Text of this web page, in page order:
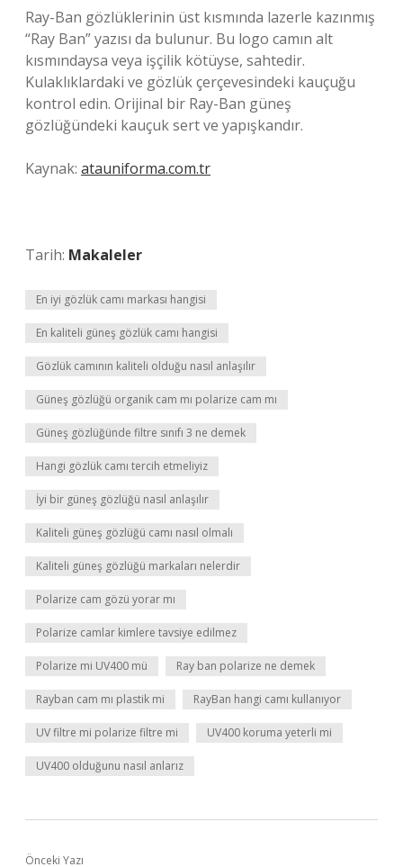
Ray-Ban gözlüklerinin üst kısmında lazerle kazınmış
“Ray Ban” yazısı da bulunur. Bu logo camın alt
kısmındaysa veya işçilik kötüyse, sahtedir.
Kulaklıklardaki ve gözlük çerçevesindeki kauçuğu
kontrol edin. Orijinal bir Ray-Ban güneş
gözlüğündeki kauçuk sert ve yapışkandır.
Kaynak: atauniforma.com.tr
Tarih: Makaleler
En iyi gözlük camı markası hangisi
En kaliteli güneş gözlük camı hangisi
Gözlük camının kaliteli olduğu nasıl anlaşılır
Güneş gözlüğü organik cam mı polarize cam mı
Güneş gözlüğünde filtre sınıfı 3 ne demek
Hangi gözlük camı tercih etmeliyiz
İyi bir güneş gözlüğü nasıl anlaşılır
Kaliteli güneş gözlüğü camı nasıl olmalı
Kaliteli güneş gözlüğü markaları nelerdir
Polarize cam gözü yorar mı
Polarize camlar kimlere tavsiye edilmez
Polarize mi UV400 mü Ray ban polarize ne demek
Rayban cam mı plastik mi RayBan hangi camı kullanıyor
UV filtre mi polarize filtre mi UV400 koruma yeterli mi
UV400 olduğunu nasıl anlarız
Önceki Yazı